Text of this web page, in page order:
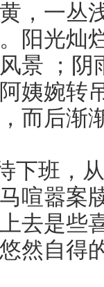
，一丛
阳光灿
景 ；阴
姨婉转
而后渐
下班，
喧嚣案
去是些
然自得